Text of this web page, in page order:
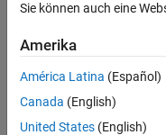
Description
Extended Capabilities
Version History
See Also
Description
At the top level of an
Receive
and Event Send
communication.
After each root
Sie können auch eine
Amerika
América Latina (Español)
Canada (English)
United States (English)